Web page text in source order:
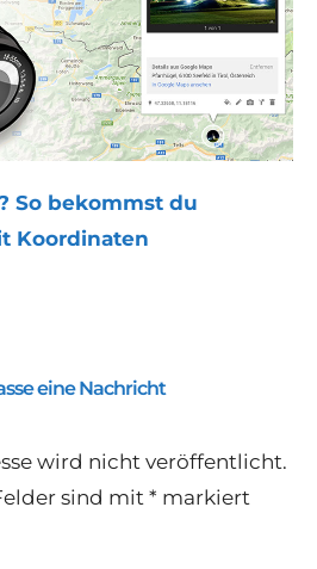
So bekommst du
Koordinaten
eine Nachricht
wird nicht veröffentlicht.
sind mit* markiert